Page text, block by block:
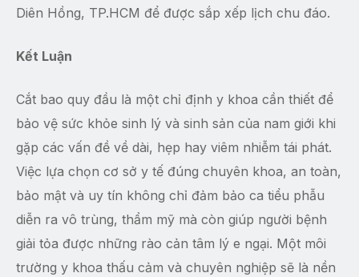
Diên Hồng, TP.HCM để được sắp xếp lịch chu đáo.
Kết Luận
Cắt bao quy đầu là một chỉ định y khoa cần thiết để
bảo vệ sức khỏe sinh lý và sinh sản của nam giới khi
gặp các vấn đề về dài, hẹp hay viêm nhiễm tái phát.
Việc lựa chọn cơ sở y tế đúng chuyên khoa, an toàn,
bảo mật và uy tín không chỉ đảm bảo ca tiểu phẫu
diễn ra vô trùng, thẩm mỹ mà còn giúp người bệnh
giải tỏa được những rào cản tâm lý e ngại. Một môi
trường y khoa thấu cảm và chuyên nghiệp sẽ là nền